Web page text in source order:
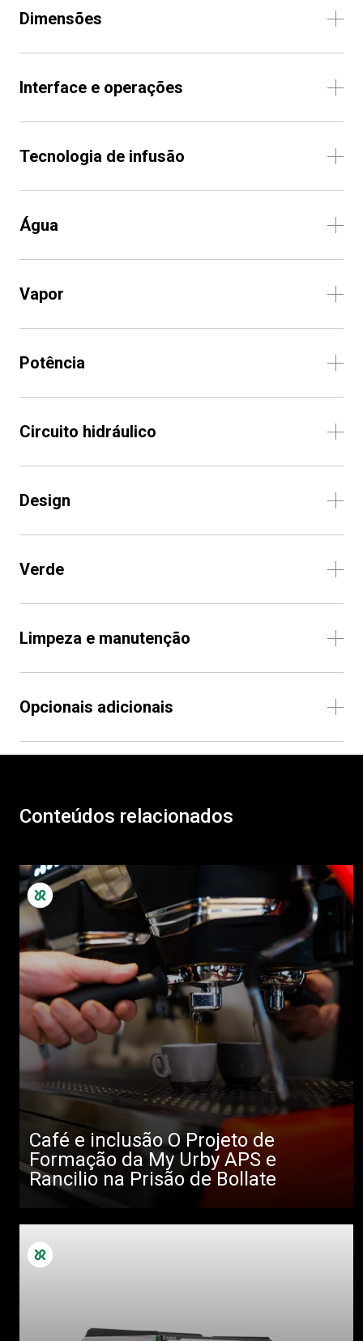
Dimensões
Interface e operações
Tecnologia de infusão
Água
Vapor
Potência
Circuito hidráulico
Design
Verde
Limpeza e manutenção
Opcionais adicionais
Conteúdos relacionados
Café e inclusão O Projeto de
Formação da My Urby APS e
Rancilio na Prisão de Bollate